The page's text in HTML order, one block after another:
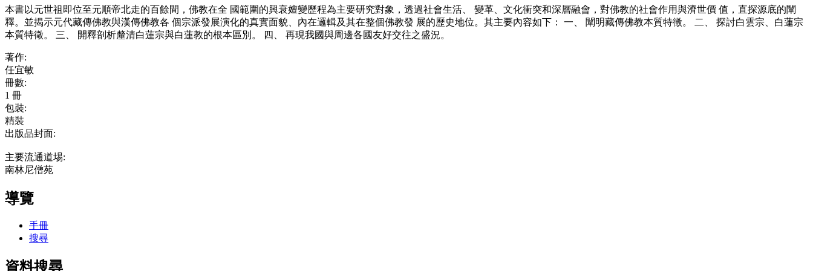
本書以元世祖即位至元順帝北走的百餘間，佛教在全 國範圍的興衰嬗變歷程為主要研究對象，透過社會生活、 變革、文化衝突和深層融會，對佛教的社會作用與濟世價 值，直探源底的闡
釋。並揭示元代藏傳佛教與漢傳佛教各 個宗派發展演化的真實面貌、內在邏輯及其在整個佛教發 展的歷史地位。其主要內容如下： 一、 闡明藏傳佛教本質特徵。 二、 探討白雲宗、白蓮宗
本質特徵。 三、 開釋剖析釐清白蓮宗與白蓮教的根本區別。 四、 再現我國與周邊各國友好交往之盛況。
著作:
任宜敏
冊數:
1 冊
包裝:
精裝
出版品封面:
主要流通道埸:
南林尼僧苑
導覽
手冊
搜尋
資料搜尋